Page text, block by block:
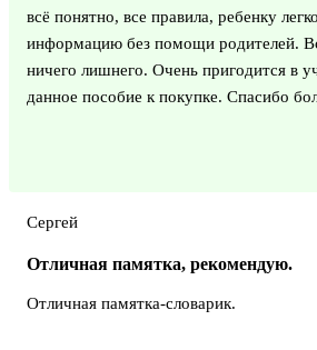
всё понятно, все правила, ребенку
информацию без помощи родителей.
ничего лишнего. Очень пригодится в
данное пособие к покупке. Спасибо
Сергей
Отличная памятка, рекомендую.
Отличная памятка-словарик.